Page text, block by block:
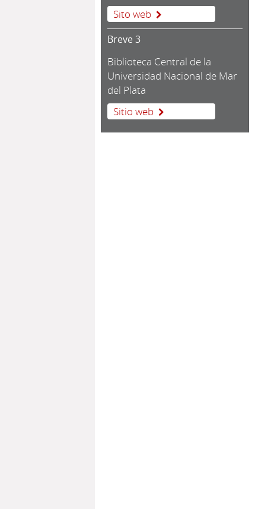
Sito web
Breve 3
Biblioteca Central de la
Universidad Nacional de Mar
del Plata
Sitio web